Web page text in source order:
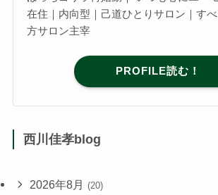
在住｜内向型｜己道ひとりサロン｜す
方サロン主宰
PROFILE読む！
西川佳孝blog
2026年8月 (20)